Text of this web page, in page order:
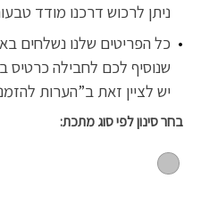
ניתן לרכוש דרכנו מודד
כל הפריטים שלנו נשלחים
שנוסיף לכם לחבילה
יש לציין זאת ב”הערות
בחר סינון לפי סוג מתכת